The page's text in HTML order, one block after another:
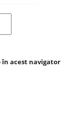
în acest navigator